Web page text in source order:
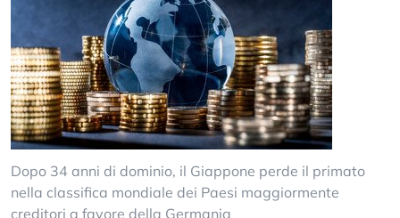
Dopo 34 anni di dominio, il Giappone perde il primato
nella classifica mondiale dei Paesi maggiormente
creditori a favore della Germania